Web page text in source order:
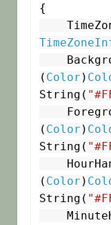
{
( Color )
String(
( Color )
String(
( Color )
String(